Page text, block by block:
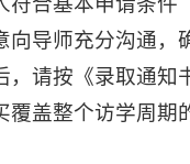
向导师充分沟通，
，请按《录取通知
覆盖整个访学周期